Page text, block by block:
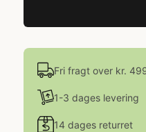
Fri fragt over kr.
1-3 dages levering
14 dages returret